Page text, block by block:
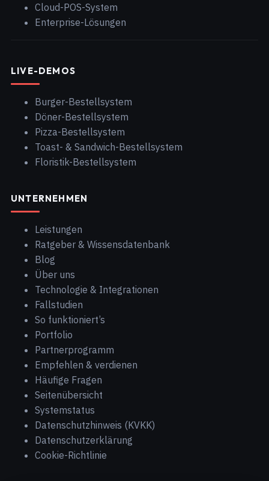
Cloud-POS-System
Enterprise-Lösungen
LIVE-DEMOS
Burger-Bestellsystem
Döner-Bestellsystem
Pizza-Bestellsystem
Toast- & Sandwich-Bestellsystem
Floristik-Bestellsystem
UNTERNEHMEN
Leistungen
Ratgeber & Wissensdatenbank
Blog
Über uns
Technologie & Integrationen
Fallstudien
So funktioniert’s
Portfolio
Partnerprogramm
Empfehlen & verdienen
Häufige Fragen
Seitenübersicht
Systemstatus
Datenschutzhinweis (KVKK)
Datenschutzerklärung
Cookie-Richtlinie